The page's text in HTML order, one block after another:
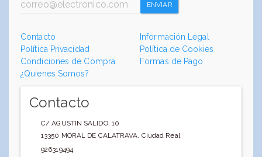
ENVIAR
Contacto
Información Legal
Política Privacidad
Política de Cookies
Condiciones de Compra
Formas de Pago
¿Quienes Somos?
Contacto
C/ AGUSTIN SALIDO, 10
13350 MORAL DE CALATRAVA Ciudad Real
926319494